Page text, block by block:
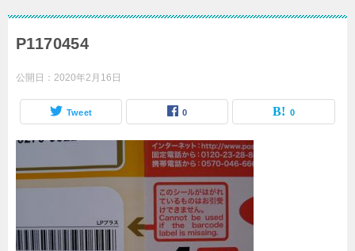
P1170454
公開日： 2020年2月16日
Tweet 0 0